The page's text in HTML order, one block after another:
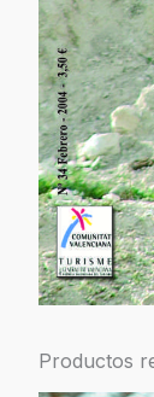
Productos